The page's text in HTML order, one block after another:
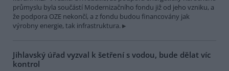
průmyslu byla součástí Modernizačního fondu již od jeho vzniku, a
že podpora OZE nekončí, a z fondu budou financovány jak
výrobny energie, tak infrastruktura.
Jihlavský úřad vyzval k šetření s vodou, bude dělat víc
kontrol